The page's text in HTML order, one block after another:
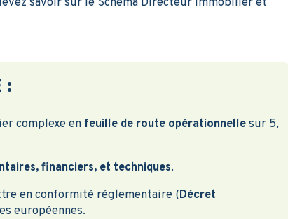
:
complexe en feuille de route opérationnellesur 5,
financiers, et techniques.
en conformité réglementaire (Décret
européennes.